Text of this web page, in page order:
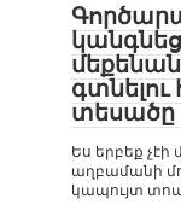
տեսածը
Ես երբեք
աղբամանի
կապույտ